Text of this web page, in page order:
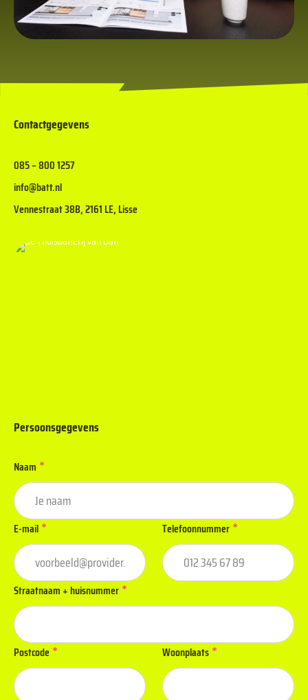
Persoonsgegevens
Naam *
E-mail * Telefoonnummer *
Straatnaam + huisnummer *
Postcode * Woonplaats *
Contactgegevens
085 – 800 1257
info@batt.nl
Vennestraat 38B, 2161 LE, Lisse